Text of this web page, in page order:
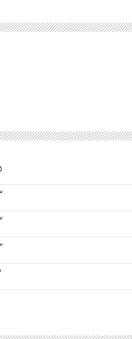
03
03
03